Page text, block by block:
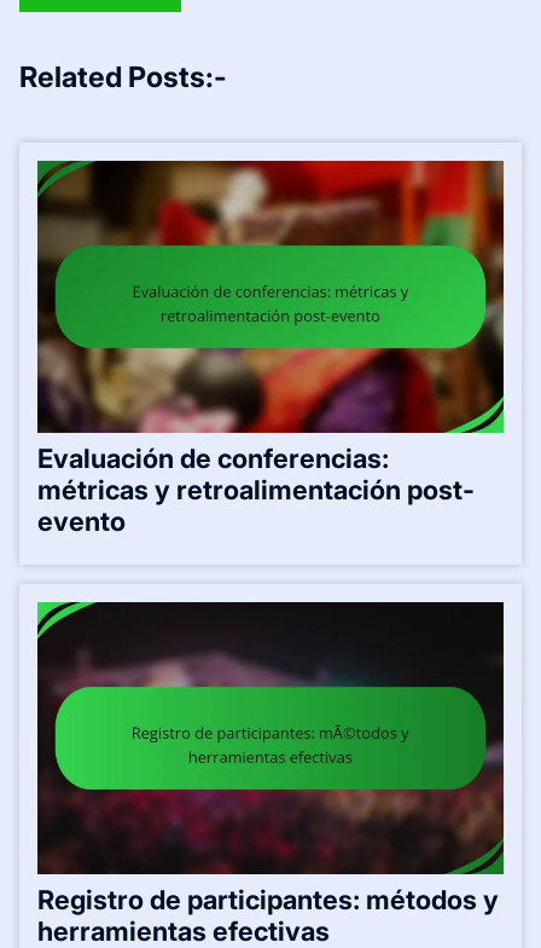
Related Posts:-
Evaluación de conferencias:
métricas y retroalimentación post-
evento
Registro de participantes: métodos y
herramientas efectivas